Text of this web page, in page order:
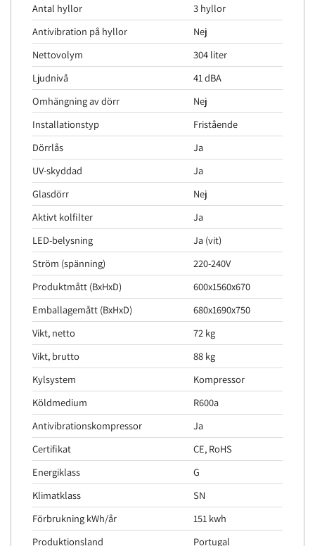
Antal hyllor
3 hyllor
Antivibration på hyllor
Nej
Nettovolym
304 liter
Ljudnivå
41 dBA
Omhängning av dörr
Nej
Installationstyp
Fristående
Dörrlås
Ja
UV-skyddad
Ja
Glasdörr
Nej
Aktivt kolfilter
Ja
LED-belysning
Ja (vit)
Ström (spänning)
220-240V
Produktmått (BxHxD)
600x1560x670
Emballagemått (BxHxD)
680x1690x750
Vikt, netto
72 kg
Vikt, brutto
88 kg
Kylsystem
Kompressor
Köldmedium
R600a
Antivibrationskompressor
Ja
Certifikat
CE, RoHS
Energiklass
G
Klimatklass
SN
Förbrukning kWh/år
151 kwh
Produktionsland
Portugal